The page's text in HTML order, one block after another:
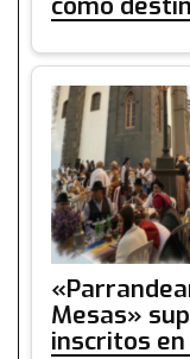
Mesas»
inscritos